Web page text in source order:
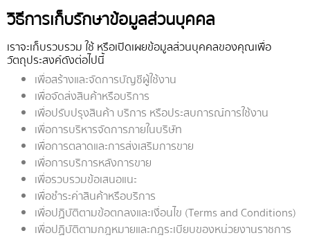
วิธีการเก็บรักษาข้อมูลส่วนบุคคล
เราจะเก็บรวบรวม ใช้ หรือเปิดเผยข้อมูลส่วนบุคคลของคุณเพื่อ
วัตถุประสงค์ดังต่อไปนี้
เพื่อสร้างและจัดการบัญชีผู้ใช้งาน
เพื่อจัดส่งสินค้าหรือบริการ
เพื่อปรับปรุงสินค้า บริการ หรือประสบการณ์การใช้งาน
เพื่อการบริหารจัดการภายในบริษัท
เพื่อการตลาดและการส่งเสริมการขาย
เพื่อการบริการหลังการขาย
เพื่อรวบรวมข้อเสนอแนะ
เพื่อชำระค่าสินค้าหรือบริการ
เพื่อปฏิบัติตามข้อตกลงและเงื่อนไข (Terms and Conditions)
เพื่อปฏิบัติตามกฎหมายและกฎระเบียบของหน่วยงานราชการ